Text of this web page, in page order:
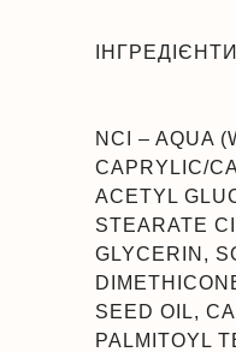
ІНГРЕДІЄНТИ
NCI – AQUA
CAPRYLIC/
ACETYL
STEARATE
GLYCERIN,
SEED OIL,
PALMITOYL